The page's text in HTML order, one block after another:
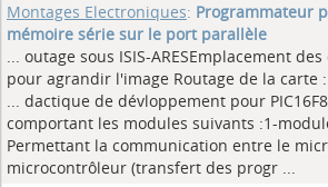
Montages Electroniques: Programmateur
mémoire série sur le port parallèle
... outage sous ISIS-ARESEmplacement
pour agrandir l'image Routage de la carte :
... dactique de dévloppement pour
comportant les modules suivants :1-
Permettant la communication entre le
microcontrôleur (transfert des progr ...